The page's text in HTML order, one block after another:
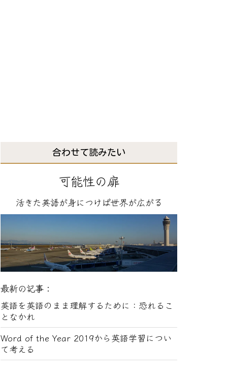
合わせて読みたい
可能性の扉
活きた英語が身につけば世界が広がる
最新の記事：
英語を英語のまま理解するために：恐れるこ
となかれ
Word of the Year 2019から英語学習につい
て考える